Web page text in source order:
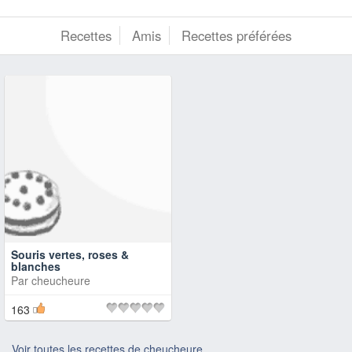
Recettes Amis Recettes préférées
Souris vertes, roses &
blanches
Par cheucheure
163
Voir toutes les recettes de cheucheure